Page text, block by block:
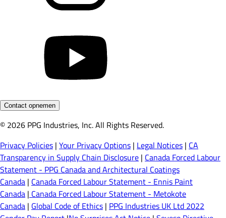
Contact opnemen
© 2026 PPG Industries, Inc. All Rights Reserved.
Privacy Policies | Your Privacy Options | Legal Notices | CA
Transparency in Supply Chain Disclosure | Canada Forced Labour
Statement - PPG Canada and Architectural Coatings
Canada | Canada Forced Labour Statement - Ennis Paint
Canada | Canada Forced Labour Statement - Metokote
Canada | Global Code of Ethics | PPG Industries UK Ltd 2022